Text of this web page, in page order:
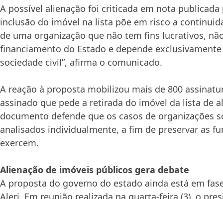
A possível alienação foi criticada em nota publicada
inclusão do imóvel na lista põe em risco a
de uma organização que não tem fins lucrativos,
financiamento do Estado e depende
sociedade civil”, afirma o comunicado.
A reação à proposta mobilizou mais de 800
assinado que pede a retirada do imóvel da lista de
documento defende que os casos de organizações
analisados individualmente, a fim de preservar as
exercem.
Alienação de imóveis públicos gera debate
A proposta do governo do estado ainda está em
Alerj. Em reunião realizada na quarta-feira (3), o